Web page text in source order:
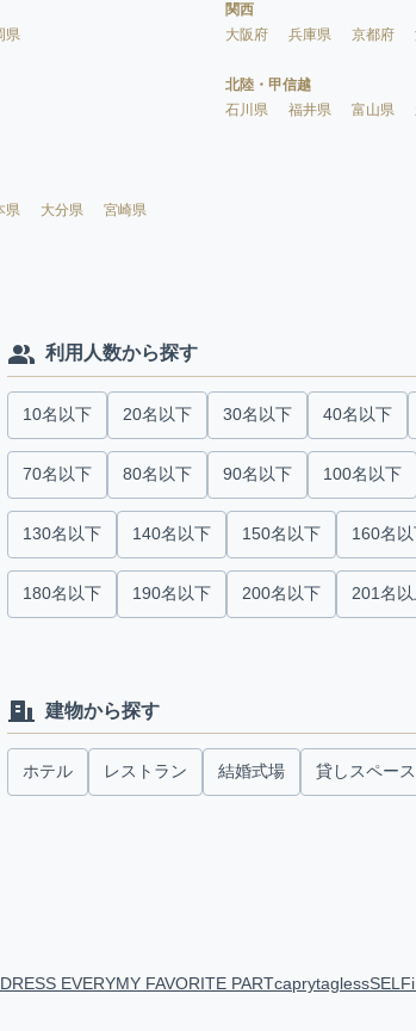
県
関西
大阪府
兵庫県 京都府
北陸・甲信越
石川県
福井県 富山県
県 大分県
宮崎県
利用人数から探す
10名以下 20名以下 30名以下 40名以下
70名以下 80名以下 90名以下 100名以下
130名以下 140名以下 150名以下 160名
180名以下 190名以下 200名以下 201名以
建物から探す
ホテル レストラン 結婚式場 貸しスペース
DRESS EVERYMY FAVORITE PARTcaprytagless